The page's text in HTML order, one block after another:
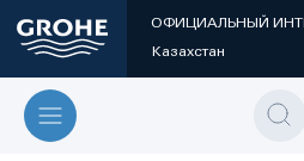
ОФИЦИАЛЬНЫЙ
Казахстан